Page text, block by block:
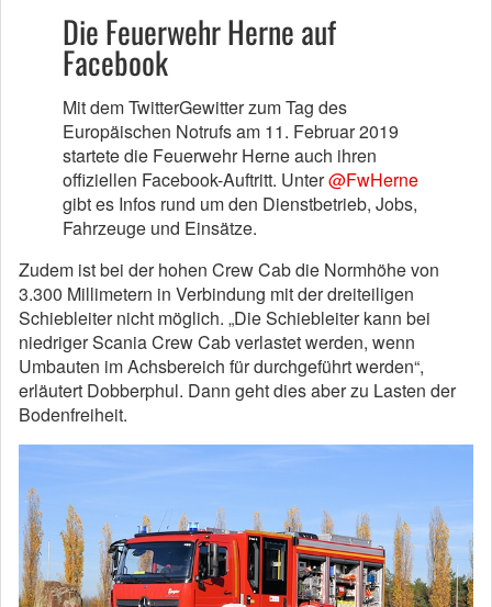
Die Feuerwehr Herne auf
Facebook
Mit dem TwitterGewitter zum Tag des
Europäischen Notrufs am 11. Februar 2019
startete die Feuerwehr Herne auch ihren
offiziellen Facebook-Auftritt. Unter@FwHerne
gibt es Infos rund um den Dienstbetrieb, Jobs,
Fahrzeuge und Einsätze.
Zudem ist bei der hohen Crew Cab die Normhöhe von
3.300 Millimetern in Verbindung mit der dreiteiligen
Schiebleiter nicht möglich. „Die Schiebleiter kann bei
niedriger Scania Crew Cab verlastet werden, wenn
Umbauten im Achsbereich für durchgeführt werden“,
erläutert Dobberphul. Dann geht dies aber zu Lasten der
Bodenfreiheit.